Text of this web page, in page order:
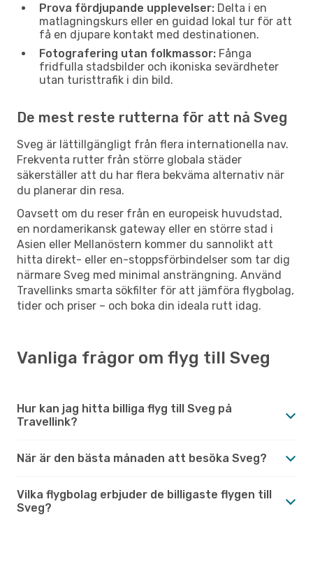
Prova fördjupande upplevelser: Delta i en
matlagningskurs eller en guidad lokal tur för att
få en djupare kontakt med destinationen.
Fotografering utan folkmassor: Fånga
fridfulla stadsbilder och ikoniska sevärdheter
utan turisttrafik i din bild.
De mest reste rutterna för att nå Sveg
Sveg är lättillgängligt från flera internationella nav.
Frekventa rutter från större globala städer
säkerställer att du har flera bekväma alternativ när
du planerar din resa.
Oavsett om du reser från en europeisk huvudstad,
en nordamerikansk gateway eller en större stad i
Asien eller Mellanöstern kommer du sannolikt att
hitta direkt- eller en-stoppsförbindelser som tar dig
närmare Sveg med minimal ansträngning. Använd
Travellinks smarta sökfilter för att jämföra flygbolag,
tider och priser – och boka din ideala rutt idag.
Vanliga frågor om flyg till Sveg
Hur kan jag hitta billiga flyg till Sveg på
Travellink?
När är den bästa månaden att besöka Sveg?
Vilka flygbolag erbjuder de billigaste flygen till
Sveg?